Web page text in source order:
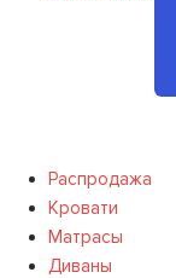
Распродажа
Кровати
Матрасы
Диваны